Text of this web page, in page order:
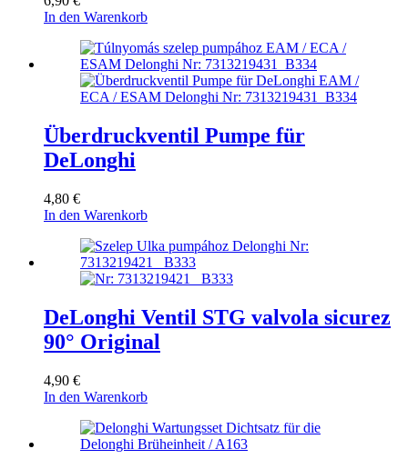
In den Warenkorb
Überdruckventil Pumpe für
DeLonghi
4,80 €
In den Warenkorb
DeLonghi Ventil STG valvola sicurez
90° Original
4,90 €
In den Warenkorb